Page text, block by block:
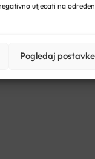
utjecati na
Pogledaj postavke